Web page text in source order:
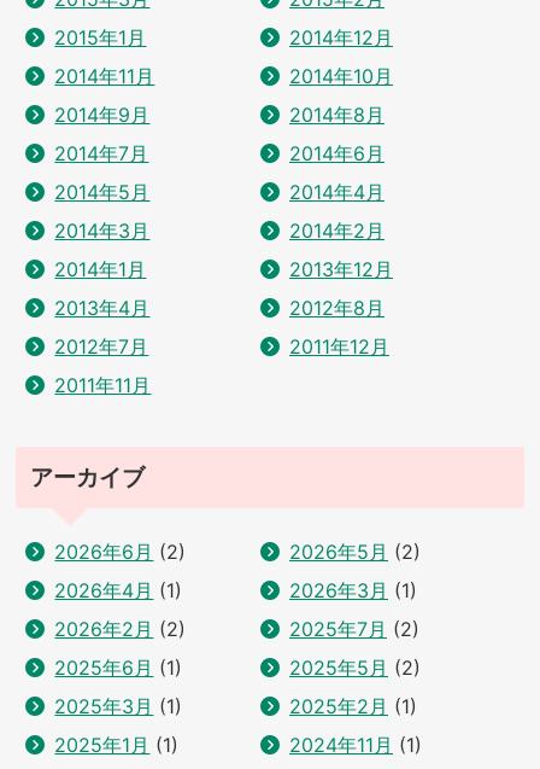
2015年1月
2014年12月
2014年11月
2014年10月
2014年9月
2014年8月
2014年7月
2014年6月
2014年5月
2014年4月
2014年3月
2014年2月
2014年1月
2013年12月
2013年4月
2012年8月
2012年7月
2011年12月
2011年11月
アーカイブ
2026年6月 (2) 2026年5月 (2)
2026年4月 (1) 2026年3月 (1)
2026年2月 (2) 2025年7月 (2)
2025年6月 (1) 2025年5月 (2)
2025年3月 (1) 2025年2月 (1)
2025年1月 (1) 2024年11月 (1)